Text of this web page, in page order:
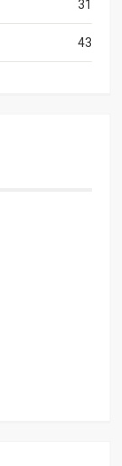
31
43